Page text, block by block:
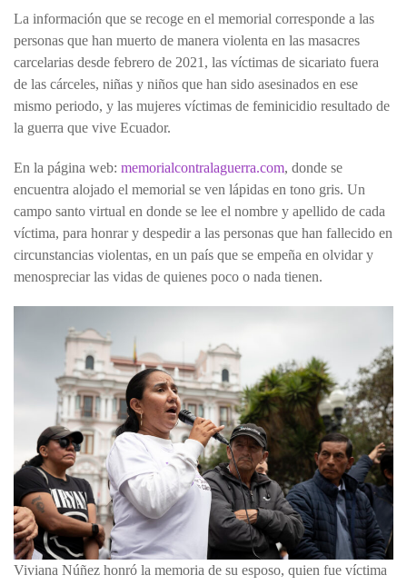
La información que se recoge en el memorial corresponde a las
personas que han muerto de manera violenta en las masacres
carcelarias desde febrero de 2021, las víctimas de sicariato fuera
de las cárceles, niñas y niños que han sido asesinados en ese
mismo periodo, y las mujeres víctimas de feminicidio resultado de
la guerra que vive Ecuador.
En la página web: memorialcontralaguerra.com, donde se
encuentra alojado el memorial se ven lápidas en tono gris. Un
campo santo virtual en donde se lee el nombre y apellido de cada
víctima, para honrar y despedir a las personas que han fallecido en
circunstancias violentas, en un país que se empeña en olvidar y
menospreciar las vidas de quienes poco o nada tienen.
Viviana Núñez honró la memoria de su esposo, quien fue víctima